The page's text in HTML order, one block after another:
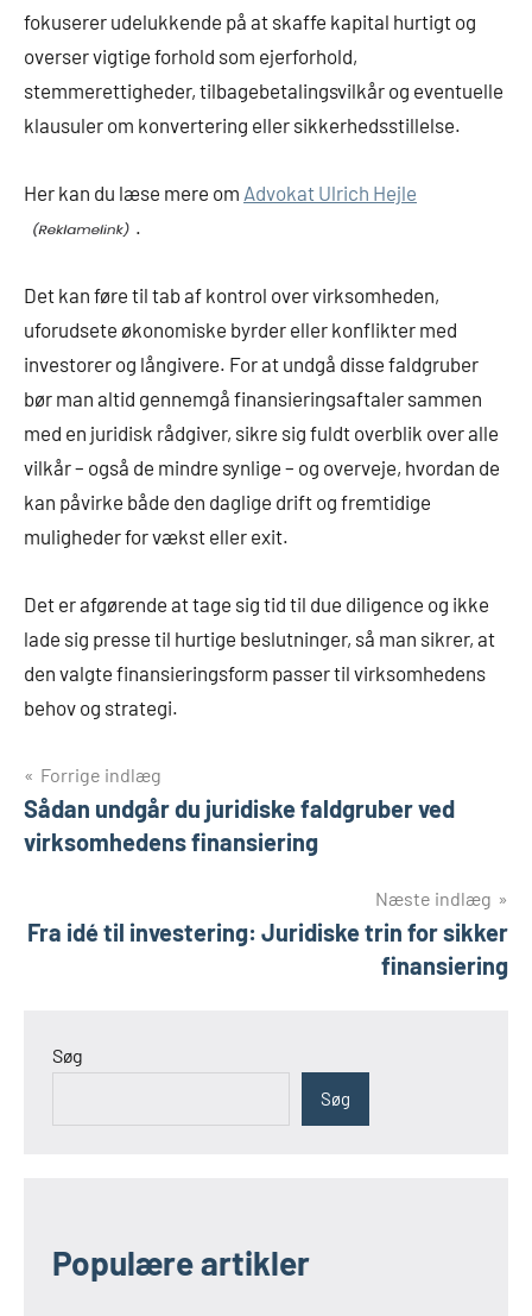
fokuserer udelukkende på at skaffe kapital hurtigt og
overser vigtige forhold som ejerforhold,
stemmerettigheder, tilbagebetalingsvilkår og eventuelle
klausuler om konvertering eller sikkerhedsstillelse.
Her kan du læse mere om Advokat Ulrich Hejle
.
Det kan føre til tab af kontrol over virksomheden,
uforudsete økonomiske byrder eller konflikter med
investorer og långivere. For at undgå disse faldgruber
bør man altid gennemgå finansieringsaftaler sammen
med en juridisk rådgiver, sikre sig fuldt overblik over alle
vilkår – også de mindre synlige – og overveje, hvordan de
kan påvirke både den daglige drift og fremtidige
muligheder for vækst eller exit.
Det er afgørende at tage sig tid til due diligence og ikke
lade sig presse til hurtige beslutninger, så man sikrer, at
den valgte finansieringsform passer til virksomhedens
behov og strategi.
Indlægsnavigation
Forrige indlæg
Sådan undgår du juridiske faldgruber ved
virksomhedens finansiering
Næste indlæg
Fra idé til investering: Juridiske trin for sikker
finansiering
Søg
Søg
Populære artikler